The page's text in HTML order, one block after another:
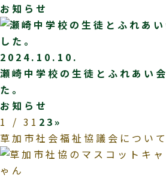
お知らせ
2024.10.10.
瀬崎中学校の生徒とふれあい
た。
お知らせ
1 / 3 1 23»
草加市社会福祉協議会につい